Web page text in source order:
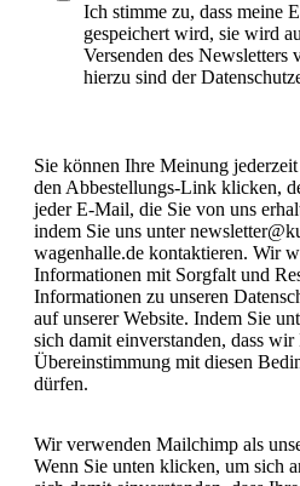
Ich stimme zu, dass meine
gespeichert wird, sie wird
Versenden des Newsletters
hierzu sind der
Sie können Ihre Meinung
den Abbestellungs-Link klicken,
jeder E-Mail, die Sie von uns
indem Sie uns unter
wagenhalle.de kontaktieren. Wir
Informationen mit Sorgfalt und
Informationen zu unseren
auf unserer Website. Indem Sie
sich damit einverstanden, dass
Übereinstimmung mit diesen
dürfen.
Wir verwenden Mailchimp als
Wenn Sie unten klicken, um sich